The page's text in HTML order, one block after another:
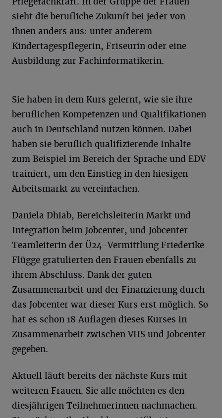
sieht die berufliche Zukunft bei jeder von
ihnen anders aus: unter anderem
Kindertagespflegerin, Friseurin oder eine
Ausbildung zur Fachinformatikerin.
Sie haben in dem Kurs gelernt, wie sie ihre
beruflichen Kompetenzen und Qualifikationen
auch in Deutschland nutzen können. Dabei
haben sie beruflich qualifizierende Inhalte
zum Beispiel im Bereich der Sprache und EDV
trainiert, um den Einstieg in den hiesigen
Arbeitsmarkt zu vereinfachen.
Daniela Dhiab, Bereichsleiterin Markt und
Integration beim Jobcenter, und Jobcenter-
Teamleiterin der Ü24-Vermittlung Friederike
Flügge gratulierten den Frauen ebenfalls zu
ihrem Abschluss. Dank der guten
Zusammenarbeit und der Finanzierung durch
das Jobcenter war dieser Kurs erst möglich. So
hat es schon 18 Auflagen dieses Kurses in
Zusammenarbeit zwischen VHS und Jobcenter
gegeben.
Aktuell läuft bereits der nächste Kurs mit
weiteren Frauen. Sie alle möchten es den
diesjährigen Teilnehmerinnen nachmachen.